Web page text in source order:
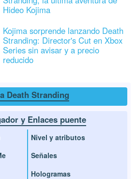
Hideo Kojima
Kojima sorprende lanzando Death
Stranding: Director's Cut en Xbox
Series sin avisar y a precio
reducido
Death Stranding
y Enlaces puente
Nivel y atributos
Señales
Hologramas